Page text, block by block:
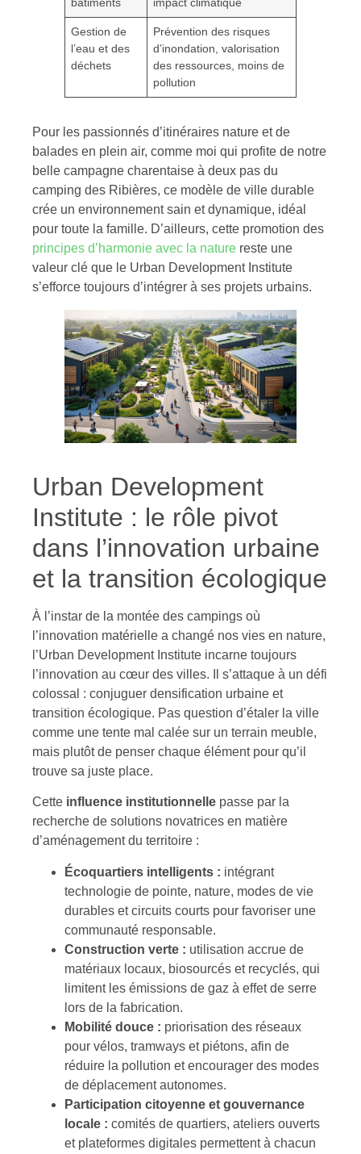
bâtiments impact climatique
Gestion de
l’eau et des
déchets
Prévention des risques
d’inondation, valorisation
des ressources, moins de
pollution
Pour les passionnés d’itinéraires nature et de
balades en plein air, comme moi qui profite de notre
belle campagne charentaise à deux pas du
camping des Ribières, ce modèle de ville durable
crée un environnement sain et dynamique, idéal
pour toute la famille. D’ailleurs, cette promotion des
principes d’harmonie avec la nature reste une
valeur clé que le Urban Development Institute
s’efforce toujours d’intégrer à ses projets urbains.
Urban Development
Institute : le rôle pivot
dans l’innovation urbaine
et la transition écologique
À l’instar de la montée des campings où
l’innovation matérielle a changé nos vies en nature,
l’Urban Development Institute incarne toujours
l’innovation au cœur des villes. Il s’attaque à un défi
colossal : conjuguer densification urbaine et
transition écologique. Pas question d’étaler la ville
comme une tente mal calée sur un terrain meuble,
mais plutôt de penser chaque élément pour qu’il
trouve sa juste place.
Cette influence institutionnelle passe par la
recherche de solutions novatrices en matière
d’aménagement du territoire :
Écoquartiers intelligents : intégrant
technologie de pointe, nature, modes de vie
durables et circuits courts pour favoriser une
communauté responsable.
Construction verte : utilisation accrue de
matériaux locaux, biosourcés et recyclés, qui
limitent les émissions de gaz à effet de serre
lors de la fabrication.
Mobilité douce : priorisation des réseaux
pour vélos, tramways et piétons, afin de
réduire la pollution et encourager des modes
de déplacement autonomes.
Participation citoyenne et gouvernance
locale : comités de quartiers, ateliers ouverts
et plateformes digitales permettent à chacun